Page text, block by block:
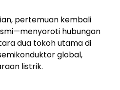
pertemuan kembali
hubungan
dua tokoh utama di
global,
listrik.